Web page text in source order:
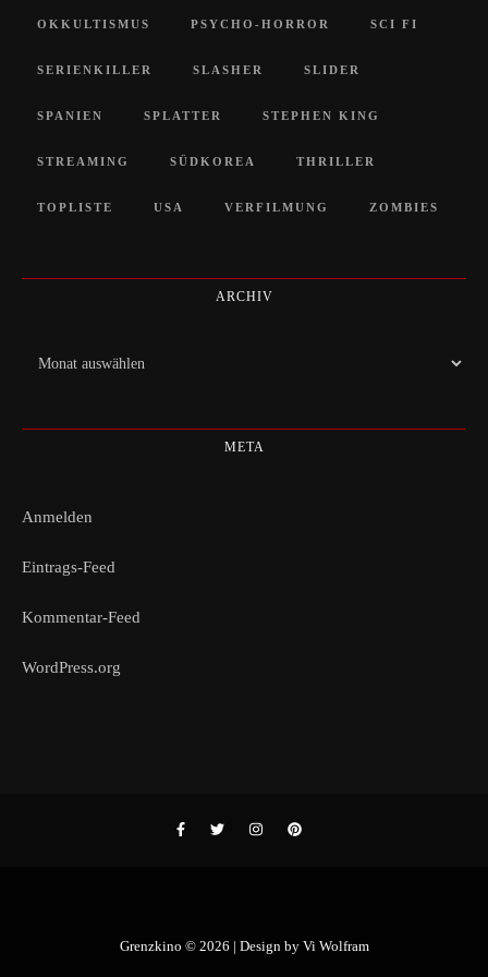
OKKULTISMUS PSYCHO-HORROR SCI FI
SERIENKILLER SLASHER SLIDER
SPANIEN SPLATTER STEPHEN KING
STREAMING SÜDKOREA THRILLER
TOPLISTE USA VERFILMUNG ZOMBIES
ARCHIV
Archiv
META
Anmelden
Eintrags-Feed
Kommentar-Feed
WordPress.org
Grenzkino © 2026 | Design by Vi Wolfram